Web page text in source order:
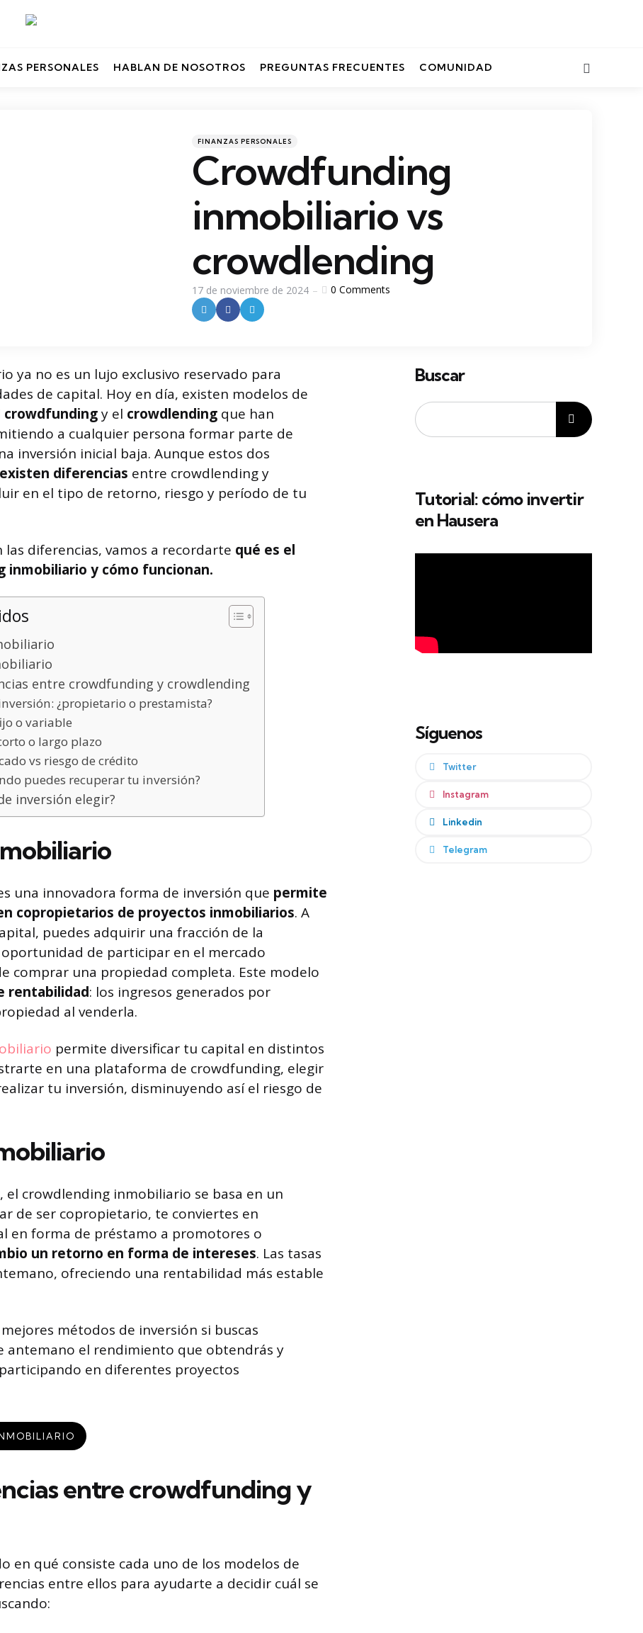
PERSONALES HABLAN DE NOSOTROS PREGUNTAS FRECUENTES COMUNIDAD
Categories
Posted
FINANZAS PERSONALES
Crowdfunding
inmobiliario vs
crowdlending
17 de noviembre de 2024 0 Comments
ya no es un lujo exclusivo reservado para
de capital. Hoy en día, existen modelos de
crowdfundingy el crowdlending que han
a cualquier persona formar parte de
inversión inicial baja. Aunque estos dos
existen diferencias entre crowdlending y
en el tipo de retorno, riesgo y período de tu
diferencias, vamos a recordarte qué es el
y cómo funcionan.
entre crowdfunding y crowdlending
¿propietario o prestamista?
o variable
o largo plazo
vs riesgo de crédito
puedes recuperar tu inversión?
inversión elegir?
una innovadora forma de inversión que permite
copropietarios de proyectos inmobiliarios. A
puedes adquirir una fracción de la
de participar en el mercado
comprar una propiedad completa. Este modelo
rentabilidad: los ingresos generados por
al venderla.
permite diversificar tu capital en distintos
en una plataforma de crowdfunding, elegir
tu inversión, disminuyendo así el riesgo de
crowdlending inmobiliario se basa en un
de ser copropietario, te conviertes en
en forma de préstamo a promotores o
un retorno en forma de intereses. Las tasas
ofreciendo una rentabilidad más estable
métodos de inversión si buscas
antemano el rendimiento que obtendrás y
en diferentes proyectos
entre crowdfunding y
en qué consiste cada uno de los modelos de
entre ellos para ayudarte a decidir cuál se
Buscar
Tutorial: cómo invertir
en Hausera
Síguenos
Twitter
Instagram
Linkedin
Telegram